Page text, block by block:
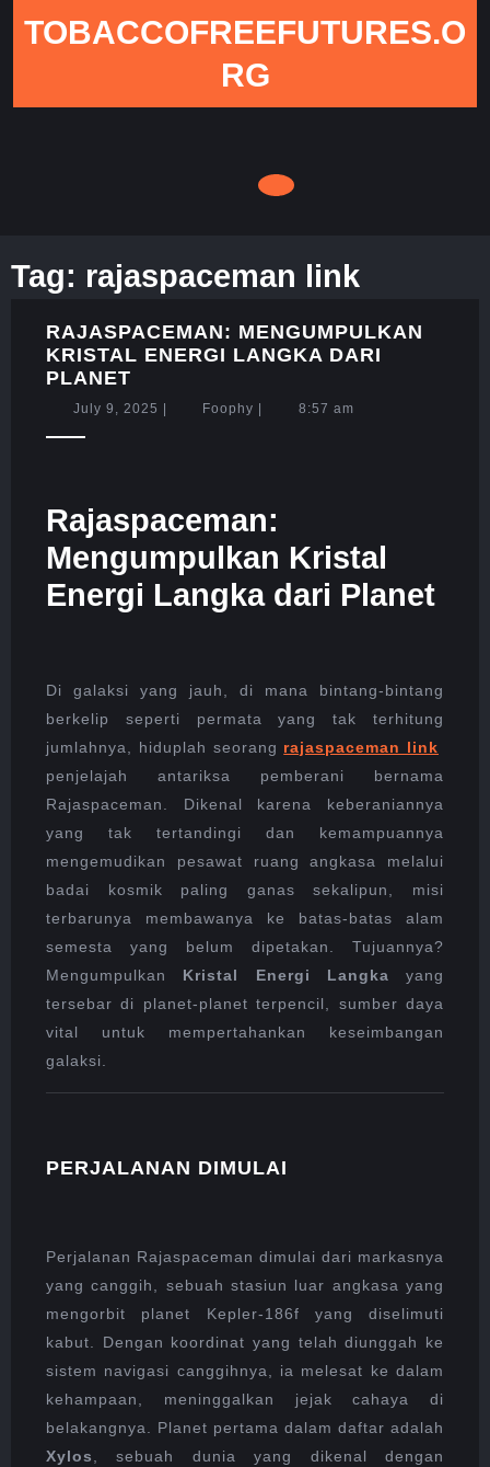
TOBACCOFREEFUTURES.O
RG
Tag: rajaspaceman link
RAJASPACEMAN: MENGUMPULKAN
KRISTAL ENERGI LANGKA DARI
PLANET
MENGUMPULKAN
KRISTAL
PLANET
July 9, 2025 July
Foophy Foophy8:57 am
Rajaspaceman:
Mengumpulkan Kristal
Energi Langka dari Planet
Di galaksi yang jauh, di mana bintang-bintang
berkelip seperti permata yang tak terhitung
jumlahnya, hiduplah seorang rajaspaceman link
penjelajah antariksa pemberani bernama
Rajaspaceman. Dikenal karena keberaniannya
yang tak tertandingi dan kemampuannya
mengemudikan pesawat ruang angkasa melalui
badai kosmik paling ganas sekalipun, misi
terbarunya membawanya ke batas-batas alam
semesta yang belum dipetakan. Tujuannya?
Mengumpulkan Kristal Energi Langka yang
tersebar di planet-planet terpencil, sumber daya
vital untuk mempertahankan keseimbangan
galaksi.
PERJALANAN DIMULAI
Perjalanan Rajaspaceman dimulai dari markasnya
yang canggih, sebuah stasiun luar angkasa yang
mengorbit planet Kepler-186f yang diselimuti
kabut. Dengan koordinat yang telah diunggah ke
sistem navigasi canggihnya, ia melesat ke dalam
kehampaan, meninggalkan jejak cahaya di
belakangnya. Planet pertama dalam daftar adalah
Xylos, sebuah dunia yang dikenal dengan